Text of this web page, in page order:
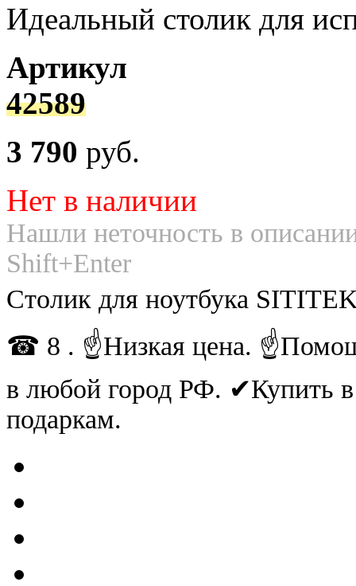
Идеальный столик для
Артикул
42589
3 790 руб.
Нет в наличии
Нашли неточность в
Shift+Enter
Столик для ноутбука
☎ 8 . ☝Низкая цена.
в любой город РФ.
подаркам.